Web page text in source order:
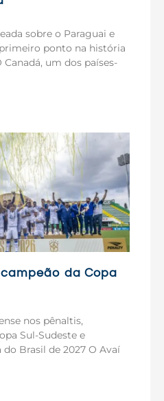
sobre o Paraguai e
ponto na história
um dos países-
da Copa
nos pênaltis,
Sul-Sudeste e
do Brasil de 2027 O Avaí